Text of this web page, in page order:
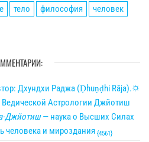
тело философия
человек
Дхундхи Раджа (Ḍhuṇḍhi Rāja).🌣
Астрологии Джйотиш
Джйотиш— наука о Высших Силах
человека и мироздания {4561}